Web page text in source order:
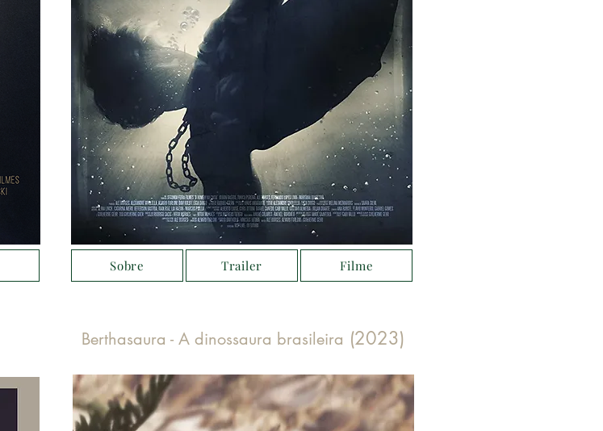
Sobre Trailer Filme
Berthasaura - A dinossaura brasileira (2023)